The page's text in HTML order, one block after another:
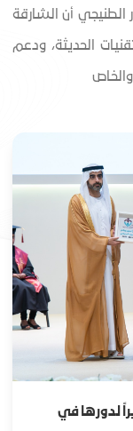
الطنيجي أن الشارقة
الحديثة، ودعم
والخاص
لدورها في